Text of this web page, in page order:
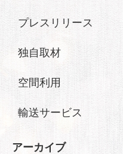
プレスリリース
独自取材
空間利用
輸送サービス
アーカイブ